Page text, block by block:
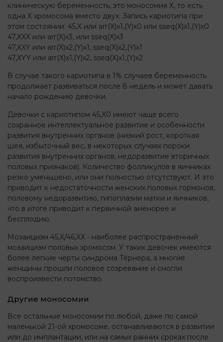
клиническую беременность, это моносомия Х, то есть
одна Х хромосома вместо двух. Запись кариотипа при
этом состоянии: 45,X или arr(X)x1,(Y)x0 или sseq(X)x1,(Y)x0
47,ХXX или arr(X)x3, или sseq(X)x3
47,ХXY или arr(X)x2,(Y)х1, sseq(X)x2,(Y)х1
47,ХYY или arr(X)x1,(Y)х2, sseq(X)x1,(Y)х2
В случае такого кариотипа в 1% случаев беременность
продолжает развиваться после 8 недель и может давать
начало рождению девочки.
Девочки с кариотипом 45,X0 имеют чаще всего
сохранное интеллектуальное развитие и особенности
развития внутренних органов (низкий рост, короткая
шея, избыточный вес, в некоторых случаях пороки
развития внутренних органов, недоразвитие вторичных
половых признаков). Количество фолликулов в яичниках
резко уменьшено, или они полностью отсутствуют. И это
приводит к недостаточности женских половых гормонов,
половому недоразвитию, гипоплазии матки и яичников,
что в итоге приводит к первичной аменорее и
бесплодию.
Мозаицизм 45,X/46,XХ - наиболее распространенный
мозаицизм половых хромосом. У таких девочек имеются
более легкие черты синдрома Тёрнера, а многие
женщины прошли половое созревание и смогли
воспроизвести потомство.
Другие моносомии
Все остальные моносомии по любой, даже по самой
маленькой 21-ой хромосоме, останавливаются в развитии
или до имплантации, или на самых ранних сроках после